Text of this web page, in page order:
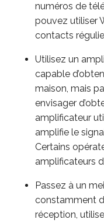
numéros de
pouvez utiliser
contacts
Utilisez un
capable
maison, mais
envisager
amplificateur
amplifie le
Certains
amplificateurs
Passez à un
constamment
réception,